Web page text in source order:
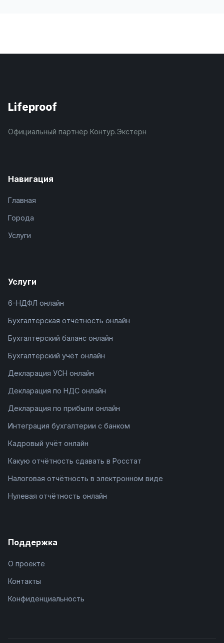
Lifeproof
Официальный партнёр Контур.Экстерн
Навигация
Главная
Города
Услуги
Услуги
6-НДФЛ онлайн
Бухгалтерская отчётность онлайн
Бухгалтерский баланс онлайн
Бухгалтерский учёт онлайн
Декларация УСН онлайн
Декларация по НДС онлайн
Декларация по прибыли онлайн
Интеграция бухгалтерии с банком
Кадровый учёт онлайн
Какую отчётность сдавать в Росстат
Налоговая отчётность в электронном виде
Нулевая отчётность онлайн
Поддержка
О проекте
Контакты
Конфиденциальность